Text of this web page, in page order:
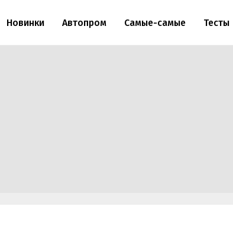
Новинки Автопром Самые-самые Тесты